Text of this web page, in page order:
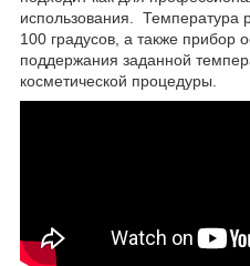
использования. Температура
100 градусов, а также
поддержания заданной
косметической процедуры.